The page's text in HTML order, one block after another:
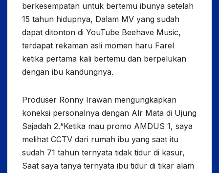
berkesempatan untuk bertemu ibunya setelah
15 tahun hidupnya, Dalam MV yang sudah
dapat ditonton di YouTube Beehave Music,
terdapat rekaman asli momen haru Farel
ketika pertama kali bertemu dan berpelukan
dengan ibu kandungnya.
Produser Ronny Irawan mengungkapkan
koneksi personalnya dengan Alr Mata di Ujung
Sajadah 2.“Ketika mau promo AMDUS 1, saya
melihat CCTV dari rumah ibu yang saat itu
sudah 71 tahun ternyata tidak tidur di kasur,
Saat saya tanya ternyata ibu tidur di tikar alam